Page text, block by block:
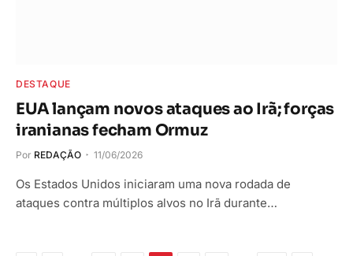
DESTAQUE
EUA lançam novos ataques ao Irã; forças
iranianas fecham Ormuz
Por REDAÇÃO 11/06/2026
Os Estados Unidos iniciaram uma nova rodada de
ataques contra múltiplos alvos no Irã durante…